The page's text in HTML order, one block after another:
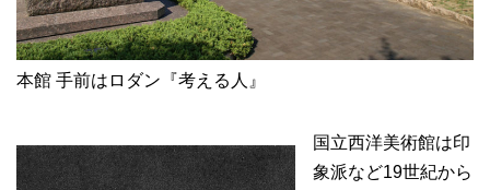
本館 手前はロダン『考える人』
国立西洋美術館は印
象派など19世紀から